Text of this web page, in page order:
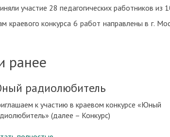
участие 28 педагогических работников из
краевого конкурса 6 работ направлены в г.
ранее
радиолюбитель
к участию в краевом конкурсе «Юный
(далее – Конкурс)